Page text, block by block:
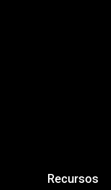
Recursos